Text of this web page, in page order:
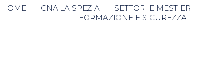
Skip
to
HOME CNA LA SPEZIA SETTORI E MESTIERI
FORMAZIONE E SICUREZZA